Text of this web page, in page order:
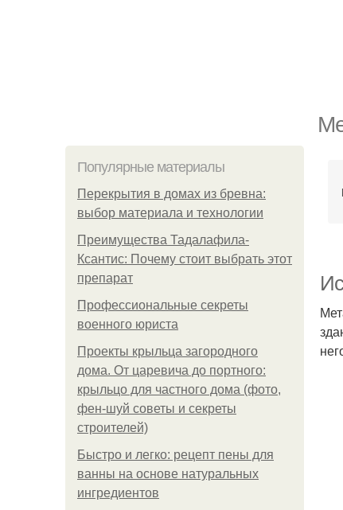
Популярные материалы
Перекрытия в домах из бревна:
выбор материала и технологии
Преимущества Тадалафила-
Ксантис: Почему стоит выбрать этот
препарат
Профессиональные секреты
военного юриста
Проекты крыльца загородного
дома. От царевича до портного:
крыльцо для частного дома (фото,
фен-шуй советы и секреты
строителей)
Быстро и легко: рецепт пены для
ванны на основе натуральных
ингредиентов